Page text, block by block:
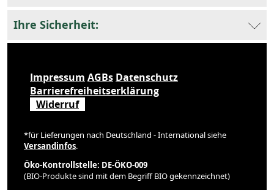
Ihre Sicherheit:
Impressum AGBs Datenschutz
Barrierefreiheitserklärung
Widerruf
*für Lieferungen nach Deutschland - International siehe
Versandinfos.
Öko-Kontrollstelle: DE-ÖKO-009
(BIO-Produkte sind mit dem Begriff BIO gekennzeichnet)